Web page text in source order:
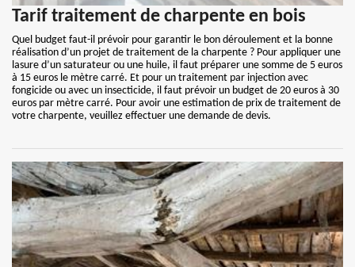
Tarif traitement de charpente en bois
Quel budget faut-il prévoir pour garantir le bon déroulement et la bonne
réalisation d’un projet de traitement de la charpente ? Pour appliquer une
lasure d’un saturateur ou une huile, il faut préparer une somme de 5 euros
à 15 euros le mètre carré. Et pour un traitement par injection avec
fongicide ou avec un insecticide, il faut prévoir un budget de 20 euros à 30
euros par mètre carré. Pour avoir une estimation de prix de traitement de
votre charpente, veuillez effectuer une demande de devis.